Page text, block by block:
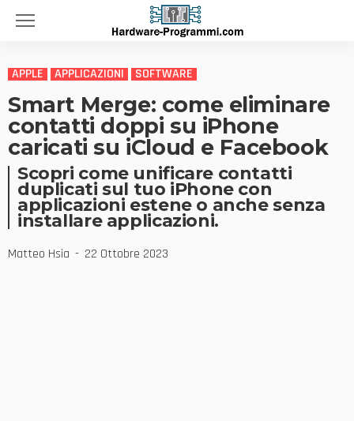
APPLE APPLICAZIONI SOFTWARE
Smart Merge: come eliminare
contatti doppi su iPhone
caricati su iCloud e Facebook
Scopri come unificare contatti
duplicati sul tuo iPhone con
applicazioni estene o anche senza
installare applicazioni.
Matteo Hsia 22 Ottobre 2023